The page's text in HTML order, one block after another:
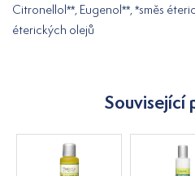
Citronellol**, Eugenol**, *směs
éterických olejů
Související